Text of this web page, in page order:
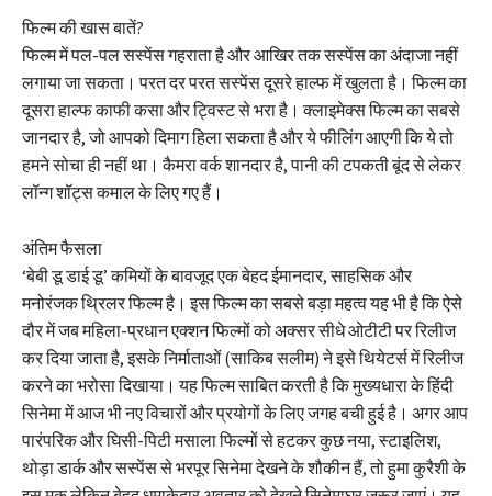
फिल्म की खास बातें?
फिल्म में पल-पल सस्पेंस गहराता है और आखिर तक सस्पेंस का अंदाजा नहीं
लगाया जा सकता। परत दर परत सस्पेंस दूसरे हाल्फ में खुलता है। फिल्म का
दूसरा हाल्फ काफी कसा और ट्विस्ट से भरा है। क्लाइमेक्स फिल्म का सबसे
जानदार है, जो आपको दिमाग हिला सकता है और ये फीलिंग आएगी कि ये तो
हमने सोचा ही नहीं था। कैमरा वर्क शानदार है, पानी की टपकती बूंद से लेकर
लॉन्ग शॉट्स कमाल के लिए गए हैं।
अंतिम फैसला
‘बेबी डू डाई डू’ कमियों के बावजूद एक बेहद ईमानदार, साहसिक और
मनोरंजक थ्रिलर फिल्म है। इस फिल्म का सबसे बड़ा महत्व यह भी है कि ऐसे
दौर में जब महिला-प्रधान एक्शन फिल्मों को अक्सर सीधे ओटीटी पर रिलीज
कर दिया जाता है, इसके निर्माताओं (साकिब सलीम) ने इसे थियेटर्स में रिलीज
करने का भरोसा दिखाया। यह फिल्म साबित करती है कि मुख्यधारा के हिंदी
सिनेमा में आज भी नए विचारों और प्रयोगों के लिए जगह बची हुई है। अगर आप
पारंपरिक और घिसी-पिटी मसाला फिल्मों से हटकर कुछ नया, स्टाइलिश,
थोड़ा डार्क और सस्पेंस से भरपूर सिनेमा देखने के शौकीन हैं, तो हुमा कुरैशी के